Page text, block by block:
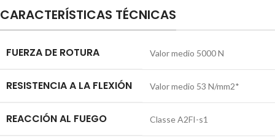
CARACTERÍSTICAS TÉCNICAS
FUERZA DE ROTURA Valor medio 5000 N
RESISTENCIA A LA FLEXIÓN Valor medio 53 N/mm2*
REACCIÓN AL FUEGO Classe A2FI-s1